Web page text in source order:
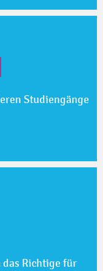
Studiengänge
das Richtige für